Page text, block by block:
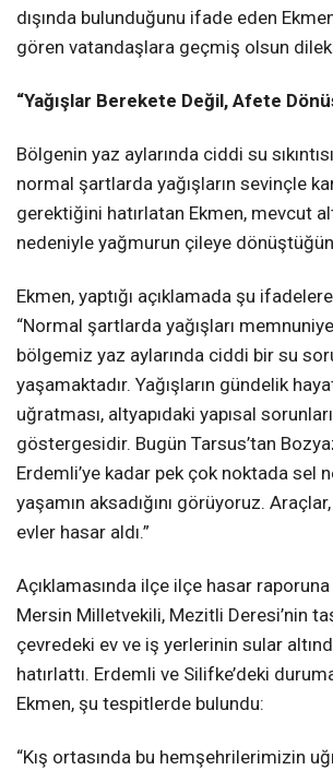
dışında bulunduğunu ifade eden
gören vatandaşlara geçmiş olsun
“Yağışlar Berekete Değil, Afete
Bölgenin yaz aylarında ciddi su
normal şartlarda yağışların sevinçle
gerektiğini hatırlatan Ekmen, mevcut
nedeniyle yağmurun çileye
Ekmen, yaptığı açıklamada şu
“Normal şartlarda yağışları
bölgemiz yaz aylarında ciddi bir su
yaşamaktadır. Yağışların gündelik
uğratması, altyapıdaki yapısal
göstergesidir. Bugün Tarsus’tan
Erdemli’ye kadar pek çok noktada sel
yaşamın aksadığını görüyoruz.
evler hasar aldı.”
Açıklamasında ilçe ilçe hasar
Mersin Milletvekili, Mezitli Deresi’nin
çevredeki ev ve iş yerlerinin sular
hatırlattı. Erdemli ve Silifke’deki
Ekmen, şu tespitlerde bulundu:
“Kış ortasında bu hemşehrilerimizin